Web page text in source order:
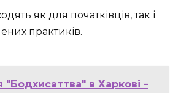
як для початківців, так і
практиків.
"Бодхисаттва" в Харкові –